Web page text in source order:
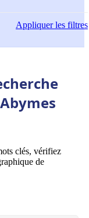
Appliquerles filtres
clés, vérifiez
de